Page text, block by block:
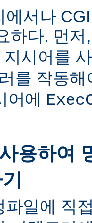
에서나
하다. 먼
지시어를
를 작동
어에
용하여
파일에 직